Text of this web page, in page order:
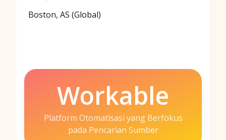
Boston, AS (Global)
Workable
Platform Otomatisasi yang Berfokus
pada Pencarian Sumber